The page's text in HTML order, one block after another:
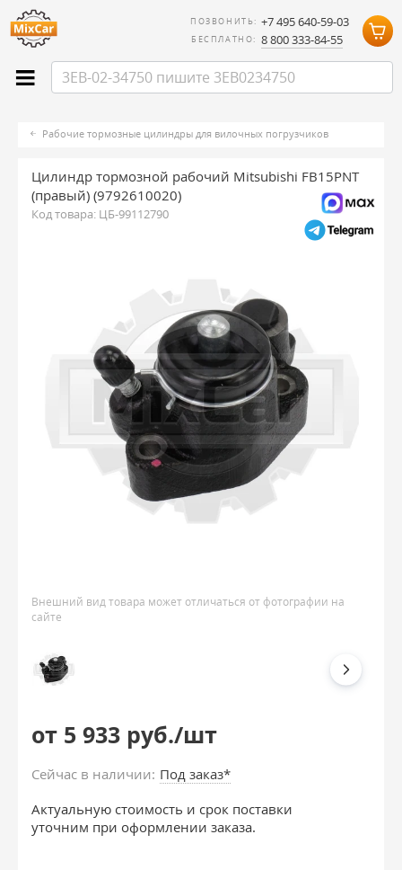
ПОЗВОНИТЬ: +7 495 640-59-03
БЕСПЛАТНО: 8 800 333-84-55
Рабочие тормозные цилиндры для вилочных погрузчиков
Цилиндр тормозной рабочий Mitsubishi FB15PNT
(правый) (9792610020)
Код товара: ЦБ-99112790
Внешний вид товара может отличаться от фотографии на
сайте
от 5 933 руб./шт
Сейчас в наличии: Под заказ*
Актуальную стоимость и срок поставки
уточним при оформлении заказа.